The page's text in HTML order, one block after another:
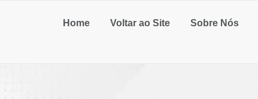
Home Voltar ao Site Sobre Nós